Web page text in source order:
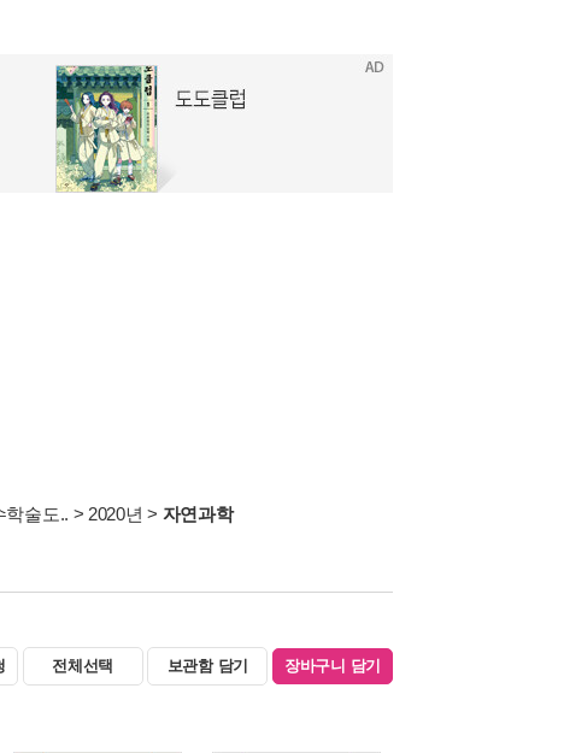
학술도.. > 2020년 > 자연과학
전체선택 보관함 담기 장바구니 담기